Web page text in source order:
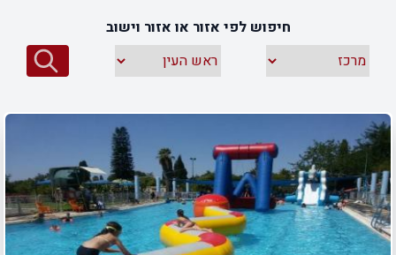
בחלקים המרוחקים יותר שלה או אפילו ביישובים הסמוכים? אין
בעיה! הצוות שלנו אסף עבורכם את הבריכות הטובות ביותר
לאירועים ומסיבות בראש העין והסביבה הקרובה שיאפשרו לכם
את כל המידע שחשוב לדעת על כל בריכה לפני שאתם בוחרים את
חיפוש לפי אזור או אזור וישוב